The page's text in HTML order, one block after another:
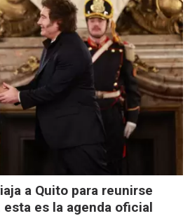
a Quito para reunirse
esta es la agenda oficial